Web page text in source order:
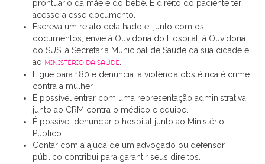
prontuário da mãe e do bebê. É direito do paciente ter
acesso a esse documento.
Escreva um relato detalhado e, junto com os
documentos, envie à Ouvidoria do Hospital, à Ouvidoria
do SUS, à Secretaria Municipal de Saúde da sua cidade e
ao Ministério da Saúde
Ligue para 180 e denuncia: a violência obstétrica é crime
contra a mulher.
É possível entrar com uma representação administrativa
junto ao CRM contra o médico e equipe.
É possível denunciar o hospital junto ao Ministério
Público.
Contar com a ajuda de um advogado ou defensor
público contribui para garantir seus direitos.